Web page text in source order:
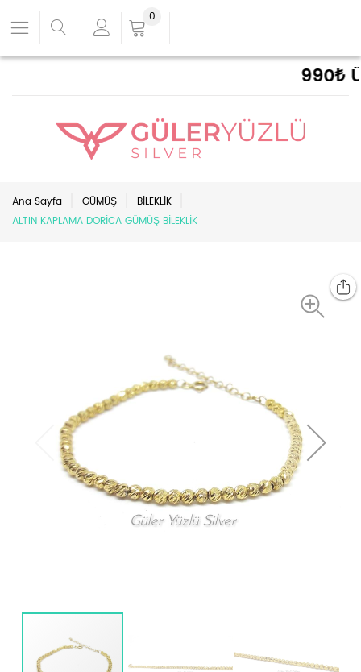
990₺
0
Ana Sayfa GÜMÜŞ
BİLEKLİK
ALTIN KAPLAMA DORİCA GÜMÜŞ BİLEKLİK